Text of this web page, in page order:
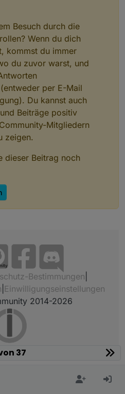
Besuch durch die
Wenn du dich
kommst du immer
du zuvor warst, und
per E-Mail
Du kannst auch
Beiträge positiv
Mitgliedern
zeigen.
dieser Beitrag noch
Bestimmungen
Einwilligungseinstellungen
2014-2026
37